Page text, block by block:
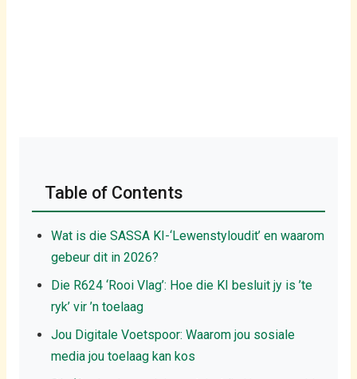
Table of Contents
Wat is die SASSA KI-‘Lewenstyloudit’ en waarom
gebeur dit in 2026?
Die R624 ‘Rooi Vlag’: Hoe die KI besluit jy is ’te
ryk’ vir ’n toelaag
Jou Digitale Voetspoor: Waarom jou sosiale
media jou toelaag kan kos